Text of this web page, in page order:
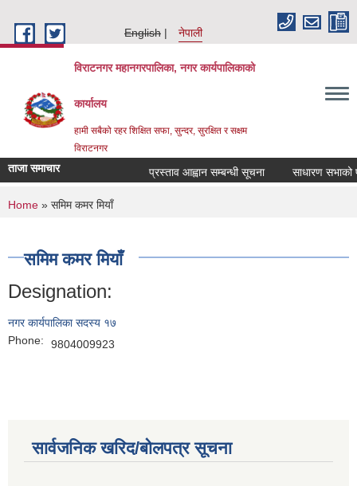
English
नेपाली
विराटनगर महानगरपालिका, नगर कार्यपालिकाको
कार्यालय
हामी सबैको रहर शिक्षित सफा, सुन्दर, सुरक्षित र सक्षम
विराटनगर
ताजा समाचार प्रस्ताव आह्वान सम्बन्धी सूचना साधारण सभाको
You are here
Home » समिम कमर मियाँ
समिम कमर मियाँ
Designation:
नगर कार्यपालिका सदस्य १७
Phone:
9804009923
सार्वजनिक खरिद/बोलपत्र सूचना